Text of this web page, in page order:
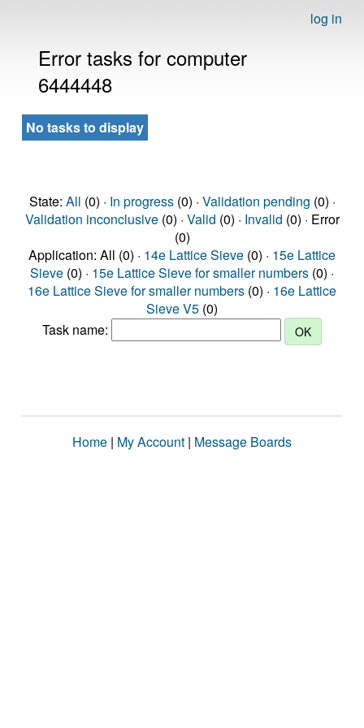
log in
Error tasks for computer
6444448
No tasks to display
State: All (0) · In progress(0) · Validation pending (0) ·
Validation inconclusive(0) · Valid (0) · Invalid (0) · Error
(0)
Application: All (0) · 14e Lattice Sieve (0) · 15e Lattice
Sieve (0) · 15e Lattice Sieve for smaller numbers (0) ·
16e Lattice Sieve for smaller numbers (0) · 16e Lattice
Sieve V5 (0)
Task name:
Home | My Account | Message Boards